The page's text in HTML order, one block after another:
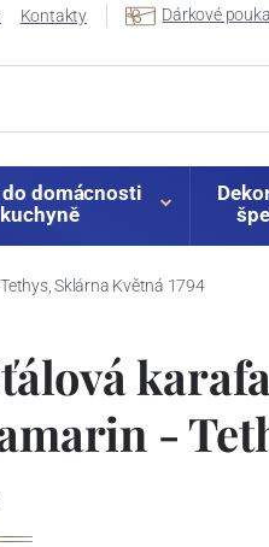
Kontakty Dárkové
domácnosti
Sklárna Květná 1794
-